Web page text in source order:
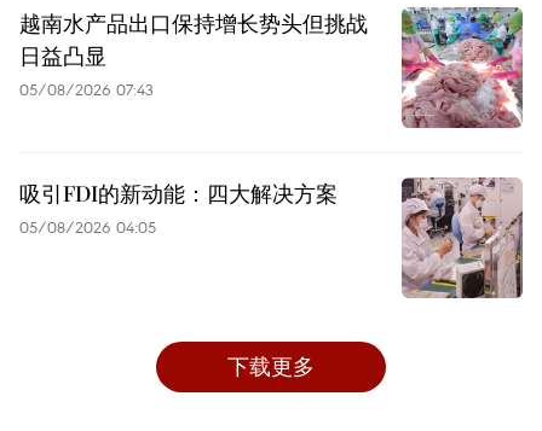
越南水产品出口保持增长势头但挑战
日益凸显
05/08/2026 07:43
吸引FDI的新动能：四大解决方案
05/08/2026 04:05
下载更多